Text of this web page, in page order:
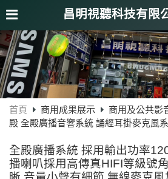
昌明視聽科技有限
首頁 商用成果展示 商用及公共影
殿 全殿廣播音響系統 誦經耳掛麥克風
全殿廣播系統 採用輸出功率
播喇叭採用高傳真HIFI等級號